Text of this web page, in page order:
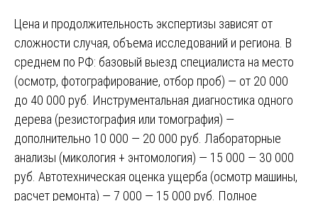
Цена и продолжительность экспертизы зависят от
сложности случая, объема исследований и региона. В
среднем по РФ: базовый выезд специалиста на место
(осмотр, фотографирование, отбор проб) — от 20 000
до 40 000 руб. Инструментальная диагностика одного
дерева (резистография или томография) —
дополнительно 10 000 — 20 000 руб. Лабораторные
анализы (микология + энтомология) — 15 000 — 30 000
руб. Автотехническая оценка ущерба (осмотр машины,
расчет ремонта) — 7 000 — 15 000 руб. Полное